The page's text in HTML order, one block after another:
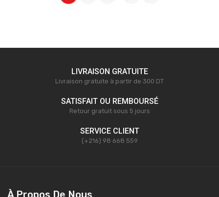
LIVRAISON GRATUITE
Livraison gratuite à partir de 300 DT
SATISFAIT OU REMBOURSÉ
Retour gratuit sous 5 jours
SERVICE CLIENT
(+216) 98 668 559
À Propos De Nous